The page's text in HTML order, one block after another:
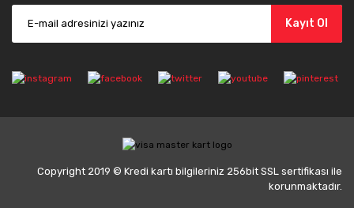
Kayıt Ol
Copyright 2019 © Kredi kartı bilgileriniz 256bit SSL sertifikası ile
korunmaktadır.